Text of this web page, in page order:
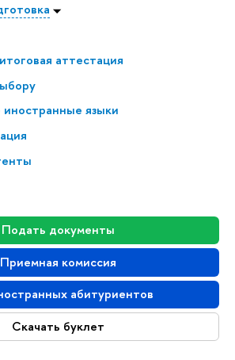
аттестация
языки
Подать документы
Приемная комиссия
абитуриентов
Скачать буклет